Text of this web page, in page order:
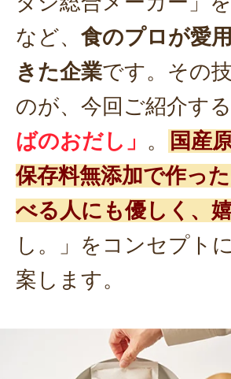
など、 食のプロが愛
きた企業です。その
のが、今回ご紹介する
ばのおだし」 。
国産
保存料無添加で作っ
べる人にも優しく、嬉
し。」をコンセプト
案します。